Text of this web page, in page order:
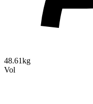
48.61kg
Vol